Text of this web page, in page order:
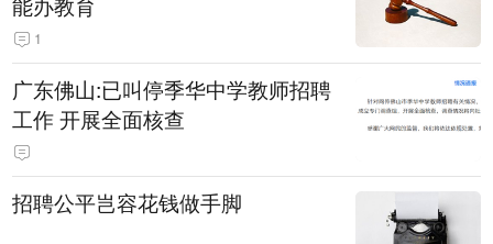
1
广东佛山:已叫停季华中学教师招聘
工作 开展全面核查
招聘公平岂容花钱做手脚